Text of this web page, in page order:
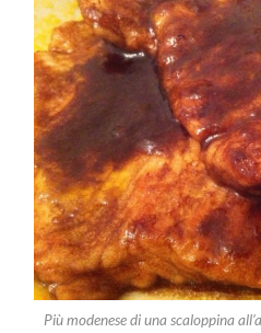
Più modenese di una scaloppina